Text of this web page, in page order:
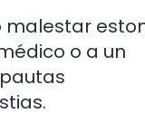
malestar
o a un